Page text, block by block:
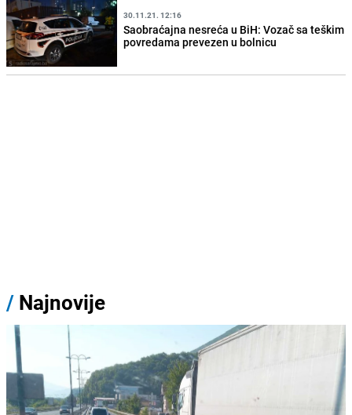
30.11.21. 12:16
Saobraćajna nesreća u BiH: Vozač sa teškim
povredama prevezen u bolnicu
/ Najnovije